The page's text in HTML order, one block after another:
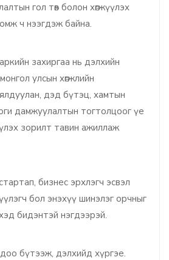
гол төв болон хөгжүүлэх
ч нээгдэж байна.
захиргаа нь дэлхийн
улсын хөгжлийн
дэд бүтэц, хамтын
дамжуулалтын тогтолцоог үе
зорилт тавин ажиллаж
бизнес эрхлэгч эсвэл
бол энэхүү шинэлэг орчныг
бидэнтэй нэгдээрэй.
бүтээж, дэлхийд хүргэе.